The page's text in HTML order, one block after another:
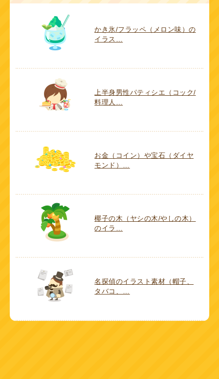
かき氷/フラッペ（メロン味）の
イラス…
上半身男性パティシエ（コック/
料理人…
お金（コイン）や宝石（ダイヤ
モンド）…
椰子の木（ヤシの木/やしの木）
のイラ…
名探偵のイラスト素材（帽子、
タバコ、…